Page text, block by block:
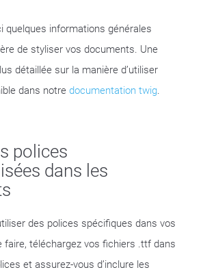
quelques informations générales
de styliser vos documents. Une
détaillée sur la manière d’utiliser
dans notre documentation twig.
polices
dans les
des polices spécifiques dans vos
faire, téléchargez vos fichiers .ttf dans
et assurez-vous d’inclure les